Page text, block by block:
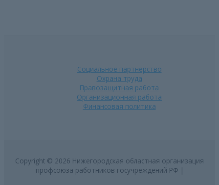
Социальное партнерство
Охрана труда
Правозащитная работа
Организационная работа
Финансовая политика
Copyright © 2026 Нижегородская областная организация
профсоюза работников госучреждений РФ |